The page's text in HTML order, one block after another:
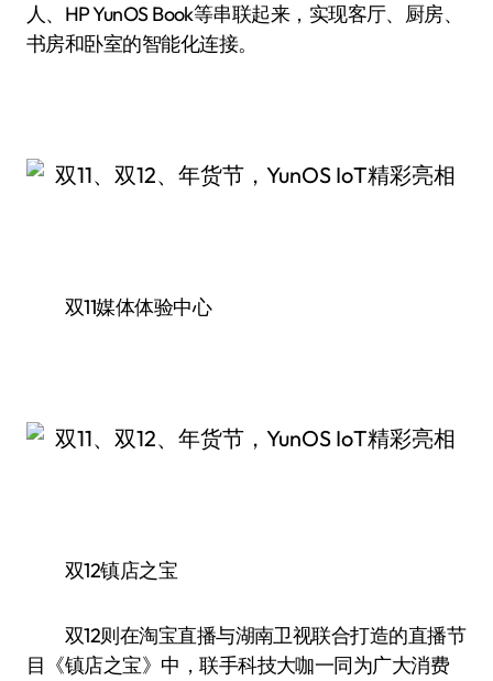
人、HP YunOS Book等串联起来，实现客厅、厨房、
书房和卧室的智能化连接。
双11媒体体验中心
双12镇店之宝
双12则在淘宝直播与湖南卫视联合打造的直播节
目《镇店之宝》中，联手科技大咖一同为广大消费